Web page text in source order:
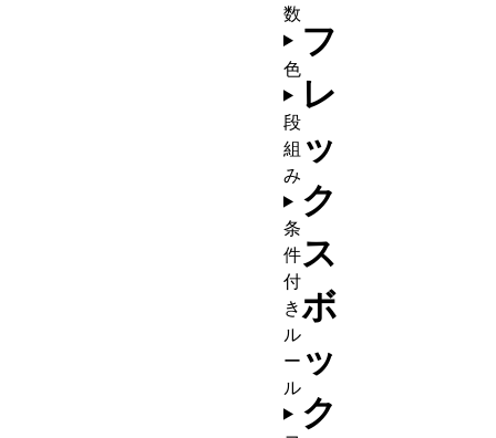
フ
レ
ッ
ク
ス
ボ
ッ
ク
数
色
段
組
み
条
件
付
き
ル
ー
ル